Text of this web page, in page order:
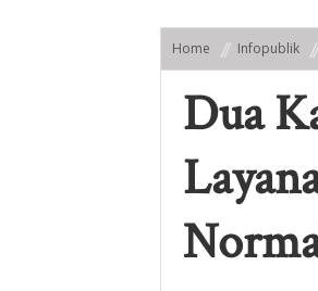
Home Infopublik
Dua